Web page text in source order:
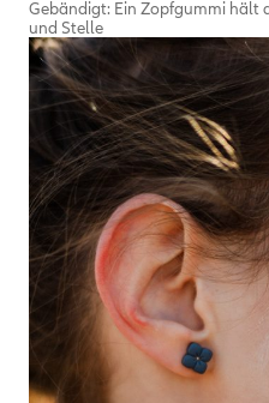
Gebändigt: Ein Zopfgummi hält
und Stelle